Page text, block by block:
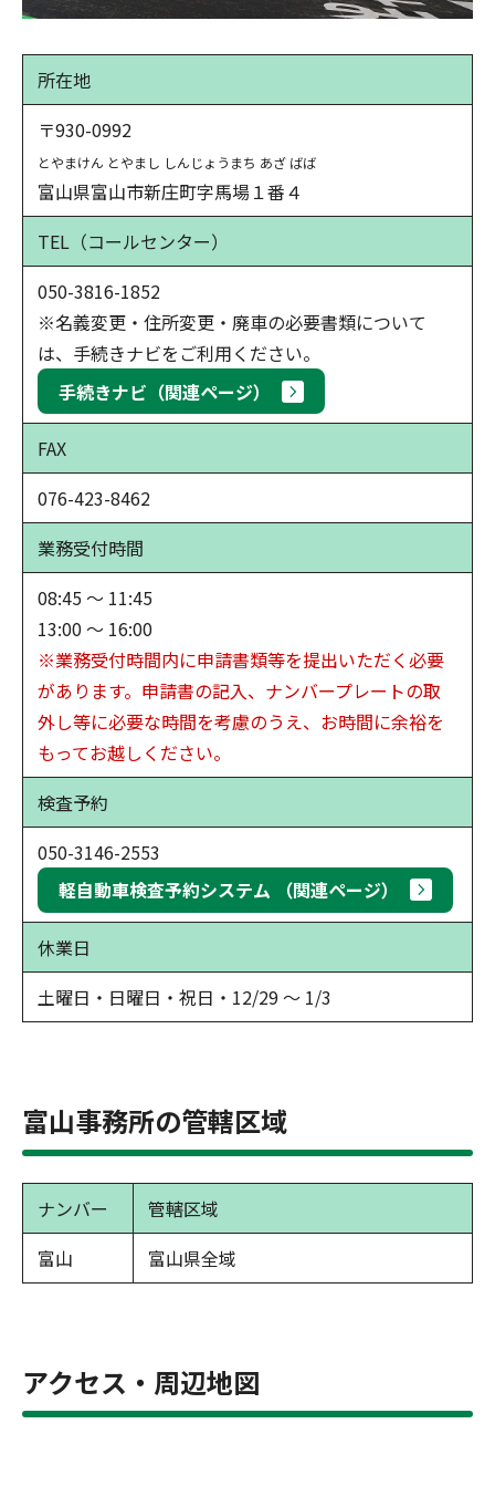
所在地
〒930-0992
とやまけん とやまし しんじょうまち あざ ばば
富山県富山市新庄町字馬場１番４
TEL（コールセンター）
050-3816-1852
※名義変更・住所変更・廃車の必要書類について
は、手続きナビをご利用ください。
手続きナビ（関連ページ）
FAX
076-423-8462
業務受付時間
08:45 ～ 11:45
13:00 ～ 16:00
※業務受付時間内に申請書類等を提出いただく必要
があります。申請書の記入、ナンバープレートの取
外し等に必要な時間を考慮のうえ、お時間に余裕を
もってお越しください。
検査予約
050-3146-2553
軽自動車検査予約システム （関連ページ）
休業日
土曜日・日曜日・祝日・12/29 ～ 1/3
富山事務所の管轄区域
ナンバー
管轄区域
富山
富山県全域
アクセス・周辺地図